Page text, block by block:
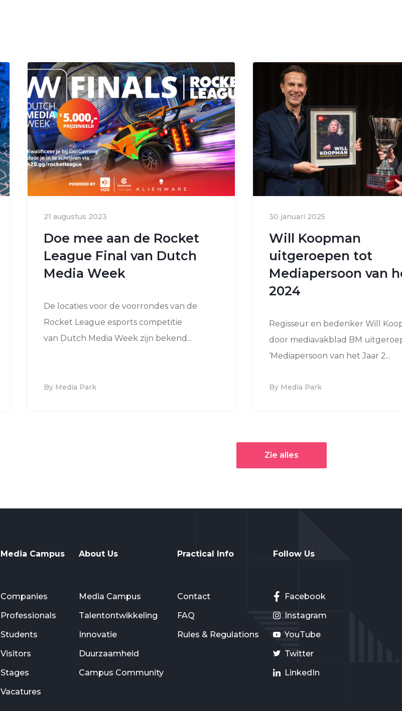
21 augustus 2023
Doe mee aan de Rocket
League Final van Dutch
Media Week
De locaties voor de voorrondes van de
Rocket League esports competitie
van Dutch Media Week zijn bekend...
By Media Park
30 januari 2025
Will Koopman
uitgeroepen tot
Mediapersoon van
2024
Regisseur en bedenker Will
door mediavakblad BM
‘Mediapersoon van het Jaar 2...
By Media Park
Zie alles
Media Campus
Companies
Professionals
Students
Visitors
Stages
Vacatures
About Us
Media Campus
Talentontwikkeling
Innovatie
Duurzaamheid
Campus Community
Practical Info
Contact
FAQ
Rules & Regulations
Follow Us
Facebook
Instagram
YouTube
Twitter
LinkedIn